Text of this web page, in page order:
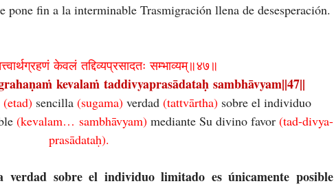
pone fin a la interminable Trasmigración llena de desesperación.
केवलं तद्दिव्यप्रसादतः सम्भाव्यम्॥४७॥
kevalaṁ taddivyaprasādataḥ sambhāvyam||47||
(etad) sencilla (sugama) verdad (tattvārtha) sobre el individuo
(kevalam… sambhāvyam) mediante Su divino favor (tad-divya-
prasādataḥ).
verdad sobre el individuo limitado es únicamente posible